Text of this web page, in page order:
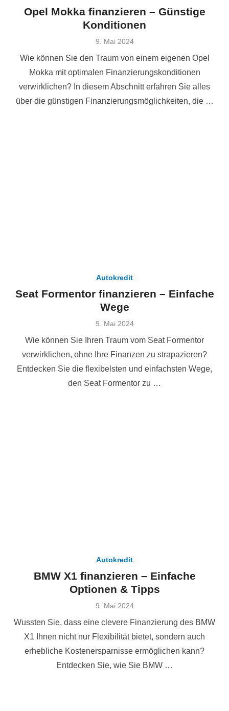
Opel Mokka finanzieren – Günstige
Konditionen
Veröffentlicht
9. Mai 2024
Wie können Sie den Traum von einem eigenen Opel
Mokka mit optimalen Finanzierungskonditionen
verwirklichen? In diesem Abschnitt erfahren Sie alles
über die günstigen Finanzierungsmöglichkeiten, die …
Autokredit
Seat Formentor finanzieren – Einfache
Wege
Veröffentlicht
9. Mai 2024
Wie können Sie Ihren Traum vom Seat Formentor
verwirklichen, ohne Ihre Finanzen zu strapazieren?
Entdecken Sie die flexibelsten und einfachsten Wege,
den Seat Formentor zu …
Autokredit
BMW X1 finanzieren – Einfache
Optionen & Tipps
Veröffentlicht
9. Mai 2024
Wussten Sie, dass eine clevere Finanzierung des BMW
X1 Ihnen nicht nur Flexibilität bietet, sondern auch
erhebliche Kostenersparnisse ermöglichen kann?
Entdecken Sie, wie Sie BMW …